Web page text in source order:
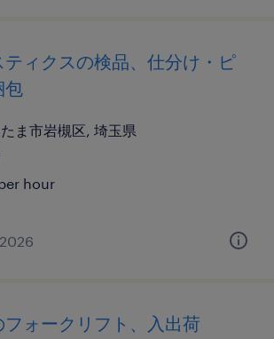
ィクスの検品、仕分け・ピ
包
ま市岩槻区, 埼玉県
hour
ォークリフト、入出荷